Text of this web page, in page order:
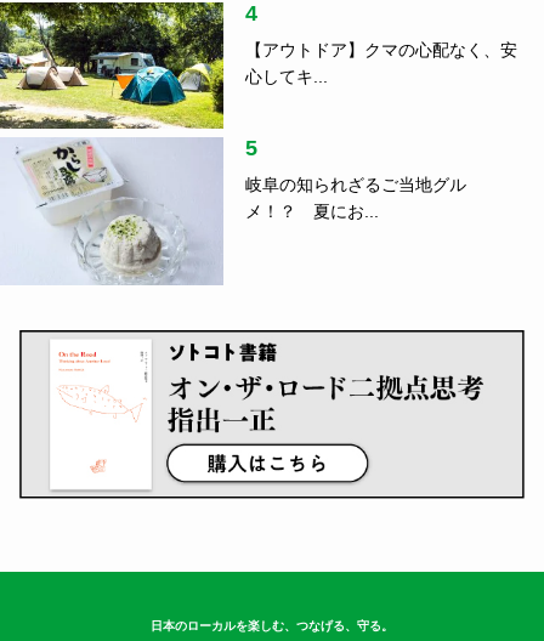
4
【アウトドア】クマの心配なく、安
心してキ...
5
岐阜の知られざるご当地グル
メ！？ 夏にお...
日本のローカルを楽しむ、つなげる、守る。